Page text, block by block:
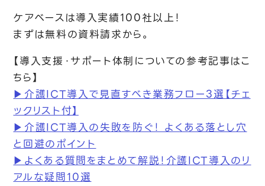
ケアベースは導入実績100社以上！
まずは無料の資料請求から。
【導入支援・サポート体制についての参考記事はこ
ちら】
▶介護ICT導入で見直すべき業務フロー3選【チェ
ックリスト付】
▶介護ICT導入の失敗を防ぐ！ よくある落とし穴
と回避のポイント
▶よくある質問をまとめて解説！介護ICT導入のリ
アルな疑問10選